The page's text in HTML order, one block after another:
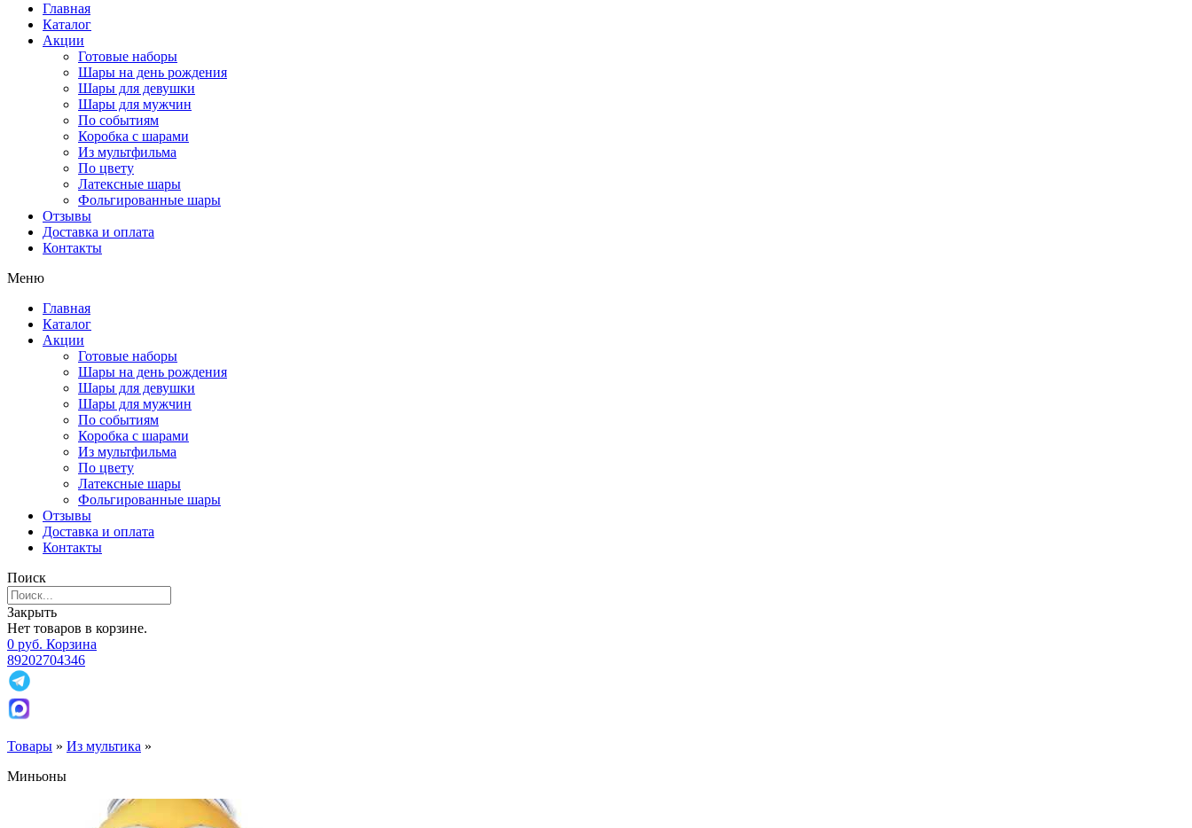
Главная
Каталог
Акции
Готовые наборы
Шары на день рождения
Шары для девушки
Шары для мужчин
По событиям
Коробка с шарами
Из мультфильма
По цвету
Латексные шары
Фольгированные шары
Отзывы
Доставка и оплата
Контакты
Меню
Главная
Каталог
Акции
Готовые наборы
Шары на день рождения
Шары для девушки
Шары для мужчин
По событиям
Коробка с шарами
Из мультфильма
По цвету
Латексные шары
Фольгированные шары
Отзывы
Доставка и оплата
Контакты
Поиск
Закрыть
Нет товаров в корзине.
0 руб. Корзина
89202704346
Товары » Из мультика »
Миньоны